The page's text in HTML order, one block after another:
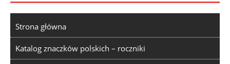
Strona główna
Katalog znaczków polskich – roczniki